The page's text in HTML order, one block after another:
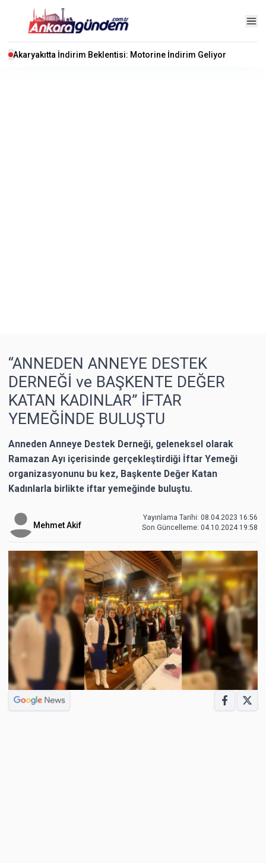
Akaryakıtta İndirim Beklentisi: Motorine İndirim Geliyor
“ANNEDEN ANNEYE DESTEK
DERNEĞİ ve BAŞKENTE DEĞER
KATAN KADINLAR” İFTAR
YEMEĞİNDE BULUŞTU
Anneden Anneye Destek Derneği, geleneksel olarak
Ramazan Ayı içerisinde gerçekleştirdiği İftar Yemeği
organizasyonunu bu kez, Başkente Değer Katan
Kadınlarla birlikte iftar yemeğinde buluştu.
Mehmet Akif
Yayınlama Tarihi: 08.04.2023 16:56
Son Güncelleme: 04.10.2024 19:58